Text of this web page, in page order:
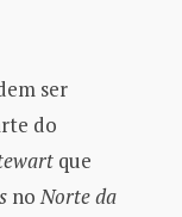
ser
do
que
noNorte da